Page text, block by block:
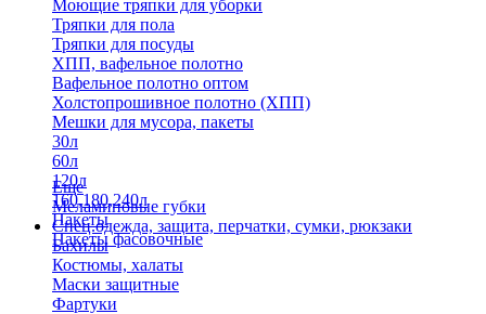
Моющие тряпки для уборки
Тряпки для пола
Тряпки для посуды
ХПП, вафельное полотно
Вафельное полотно оптом
Холстопрошивное полотно (ХПП)
Мешки для мусора, пакеты
30л
60л
120л
160,180,240л
Пакеты
Пакеты фасовочные
Еще
Меламиновые губки
Спец.одежда, защита, перчатки, сумки, рюкзаки
Бахилы
Костюмы, халаты
Маски защитные
Фартуки